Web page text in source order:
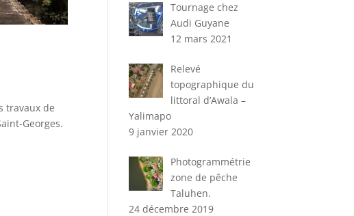
travaux de
Georges.
Tournage chez
Audi Guyane
12 mars 2021
Relevé
topographique du
littoral d’Awala –
Yalimapo
9 janvier 2020
Photogrammétrie
zone de pêche
Taluhen.
24 décembre 2019